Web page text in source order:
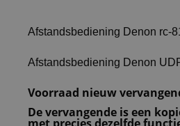
Afstandsbediening Denon rc-
Afstandsbediening Denon
Voorraad nieuw
De vervangende is een